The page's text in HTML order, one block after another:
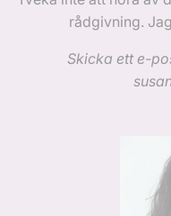
rådgivning.
Skicka ett e-